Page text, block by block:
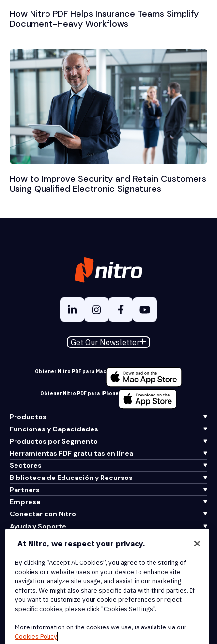
How Nitro PDF Helps Insurance Teams Simplify
Document-Heavy Workflows
How to Improve Security and Retain Customers
Using Qualified Electronic Signatures
Get Our Newsletter
Obtener Nitro PDF para Mac
Obtener Nitro PDF para iPhone
Productos
Funciones y Capacidades
Productos por Segmento
Herramientas PDF gratuitas en línea
Sectores
Biblioteca de Educación y Recursos
Partners
Empresa
Conectar con Nitro
Ayuda y Soporte
Terms of Service
Cookie Policy
Copyright Policy
All Terms & Policies
At Nitro, we respect your privacy.
By clicking “Accept All Cookies”, you agree to the storing of
cookies our website uses on your device to enhance site
navigation, analyze site usage, and assist in our marketing
efforts. We might also share specific data with third parties. If
you want to customize your cookie preferences or reject
specific cookies, please click "Cookies Settings".
More information on the cookies we use, is available via our
Cookies Policy